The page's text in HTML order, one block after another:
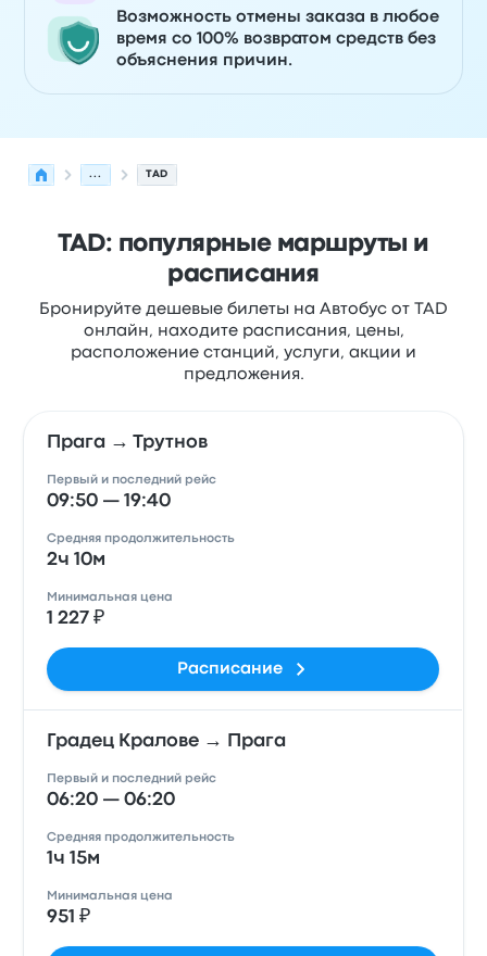
Возможность отмены заказа в любое
время со 100% возвратом средств без
объяснения причин.
... TAD
TAD: популярные маршруты и
расписания
Бронируйте дешевые билеты на Автобус от TAD
онлайн, находите расписания, цены,
расположение станций, услуги, акции и
предложения.
Прага → Трутнов
Первый и последний рейс
09:50 — 19:40
Средняя продолжительность
2ч 10м
Минимальная цена
1 227 ₽
Расписание
Градец Кралове → Прага
Первый и последний рейс
06:20 — 06:20
Средняя продолжительность
1ч 15м
Минимальная цена
951 ₽